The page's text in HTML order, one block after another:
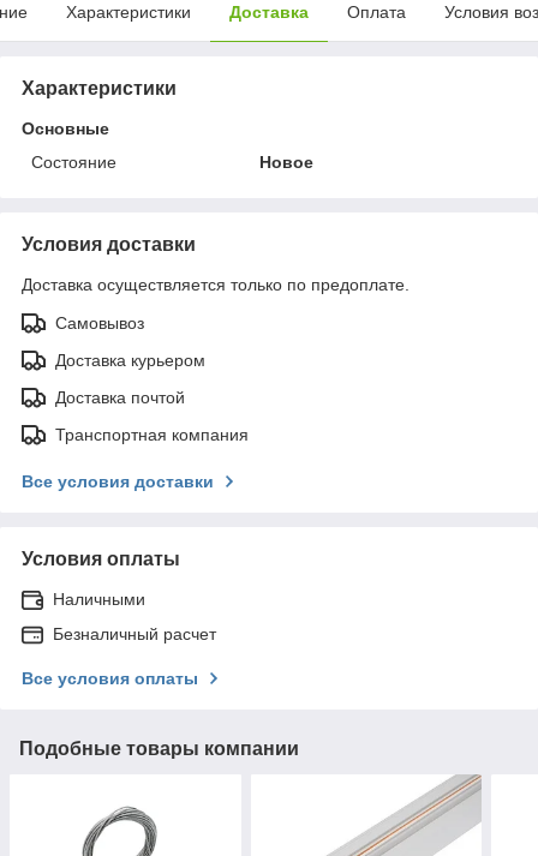
Характеристики Доставка Оплата Условия
Характеристики
Основные
Состояние
Новое
Условия доставки
Доставка осуществляется только по предоплате.
Самовывоз
Доставка курьером
Доставка почтой
Транспортная компания
Все условия доставки
Условия оплаты
Наличными
Безналичный расчет
Все условия оплаты
Подобные товары компании